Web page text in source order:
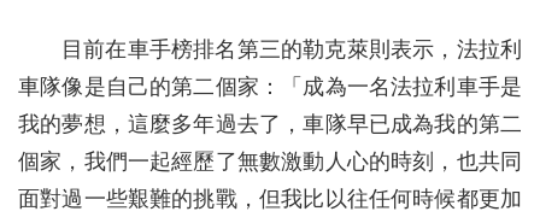
目前在車手榜排名第三的勒克萊則表示，法拉利
車隊像是自己的第二個家：「成為一名法拉利車手是
我的夢想，這麼多年過去了，車隊早已成為我的第二
個家，我們一起經歷了無數激動人心的時刻，也共同
面對過一些艱難的挑戰，但我比以往任何時候都更加